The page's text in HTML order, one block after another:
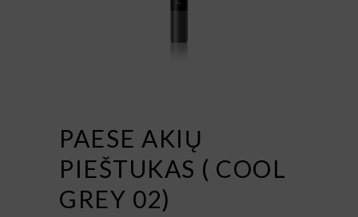
PAESE AKIŲ
PIEŠTUKAS ( COOL
GREY 02)